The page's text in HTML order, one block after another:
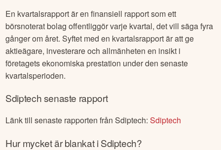
En kvartalsrapport är en finansiell rapport som ett
börsnoterat bolag offentliggör varje kvartal, det vill säga fyra
gånger om året. Syftet med en kvartalsrapport är att ge
aktieägare, investerare och allmänheten en insikt i
företagets ekonomiska prestation under den senaste
kvartalsperioden.
Sdiptechsenaste rapport
Länk till senaste rapporten frånSdiptech:Sdiptech
Hur mycket är blankat iSdiptech?